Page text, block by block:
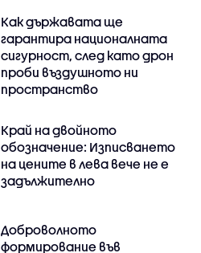
Как държавата ще
гарантира националната
сигурност, след като дрон
проби въздушното ни
пространство
Край на двойното
обозначение: Изписването
на цените в лева вече не е
задължително
Доброволното
формирование във